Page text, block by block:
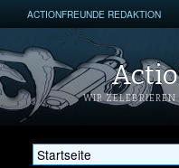
ACTIONFREUNDE REDAKTION
WIR